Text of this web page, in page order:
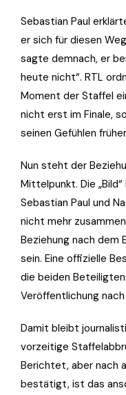
Sebastian Paul
er sich für diesen
sagte demnach, er
heute nicht“. RTL
Moment der Staffel
nicht erst im Finale,
seinen Gefühlen
Nun steht der
Mittelpunkt. Die
Sebastian Paul und
nicht mehr
Beziehung nach dem
sein. Eine offizielle
die beiden
Veröffentlichung
Damit bleibt
vorzeitige
Berichtet, aber nach
bestätigt, ist das